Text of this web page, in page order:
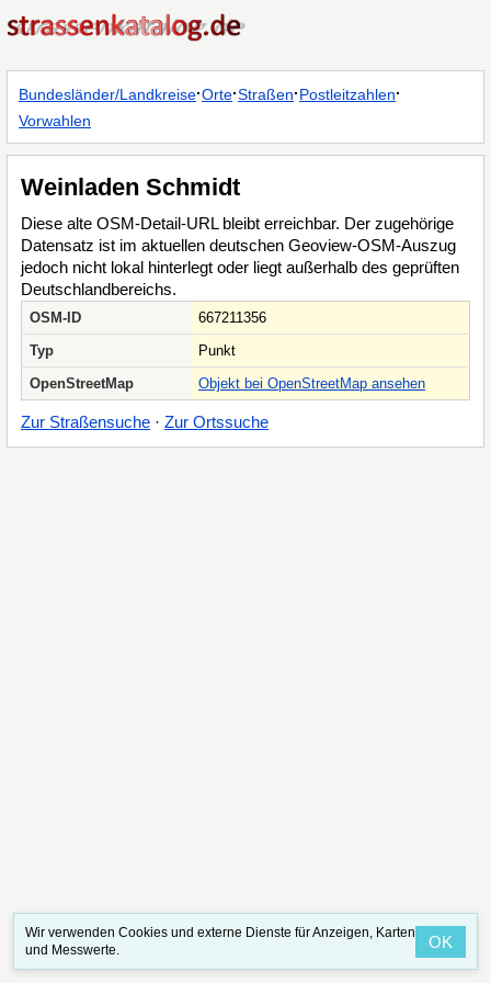
Bundesländer/Landkreise·Orte·Straßen·Postleitzahlen·
Vorwahlen
Weinladen Schmidt
Diese alte OSM-Detail-URL bleibt erreichbar. Der zugehörige
Datensatz ist im aktuellen deutschen Geoview-OSM-Auszug
jedoch nicht lokal hinterlegt oder liegt außerhalb des geprüften
Deutschlandbereichs.
OSM-ID
667211356
Typ
Punkt
OpenStreetMap
Objekt bei OpenStreetMap ansehen
Zur Straßensuche · Zur Ortssuche
Wir verwenden Cookies und externe Dienste für Anzeigen, Karten
und Messwerte.
OK